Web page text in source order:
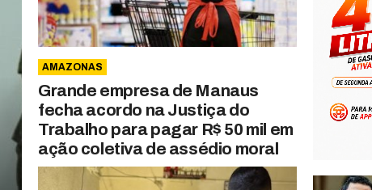
AMAZONAS
Grande empresa de Manaus
fecha acordo na Justiça do
Trabalho para pagar R$ 50 mil em
ação coletiva de assédio moral